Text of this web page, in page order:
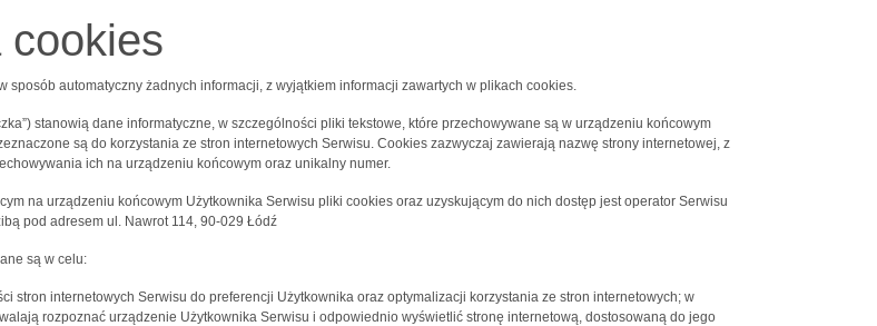
cookies
sposób automatyczny żadnych informacji, z wyjątkiem informacji zawartych w plikach cookies.
stanowią dane informatyczne, w szczególności pliki tekstowe, które przechowywane są w urządzeniu końcowym
są do korzystania ze stron internetowych Serwisu. Cookies zazwyczaj zawierają nazwę strony internetowej, z
ich na urządzeniu końcowym oraz unikalny numer.
na urządzeniu końcowym Użytkownika Serwisu pliki cookies oraz uzyskującym do nich dostęp jest operator Serwisu
pod adresem ul. Nawrot 114, 90-029 Łódź
są w celu:
stron internetowych Serwisu do preferencji Użytkownika oraz optymalizacji korzystania ze stron internetowych; w
rozpoznać urządzenie Użytkownika Serwisu i odpowiednio wyświetlić stronę internetową, dostosowaną do jego